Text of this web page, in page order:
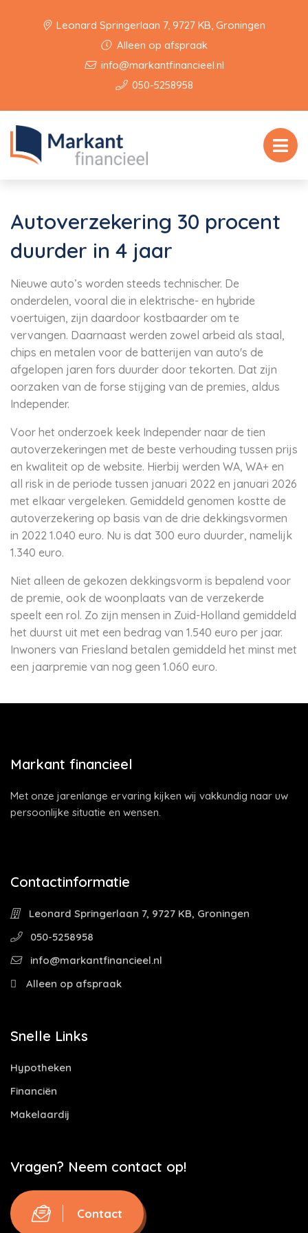
Leonard Springerlaan 7, 9727 KB, Groningen
Alleen op afspraak
info@markantfinancieel.nl
050-5258958
Autoverzekering 30 procent
duurder in 4 jaar
Nieuwe auto’s worden steeds technischer. De
onderdelen, vooral die in elektrische- en hybride
voertuigen, zijn daardoor kostbaarder om te
vervangen. Daarnaast werden zowel arbeid als staal,
chips en metalen voor de batterijen van auto's de
afgelopen jaren fors duurder door tekorten. Dat zijn
oorzaken van de forse stijging van de premies, aldus
Independer.
Voor het onderzoek keek Independer naar de tien
autoverzekeringen met de beste verhouding tussen prijs
en kwaliteit op de website. Hierbij werden WA, WA+ en
all risk in de periode tussen januari 2022 en januari 2026
met elkaar vergeleken. Gemiddeld genomen kostte de
autoverzekering op basis van de drie dekkingsvormen
in 2022 1.040 euro. Nu is dat 300 euro duurder, namelijk
1.340 euro.
Niet alleen de gekozen dekkingsvorm is bepalend voor
de premie, ook de woonplaats van de verzekerde
speelt een rol. Zo zijn mensen in Zuid-Holland gemiddeld
het duurst uit met een bedrag van 1.540 euro per jaar.
Inwoners van Friesland betalen gemiddeld het minst met
een jaarpremie van nog geen 1.060 euro.
Markant financieel
Met onze jarenlange ervaring kijken wij vakkundig naar uw
persoonlijke situatie en wensen.
Contactinformatie
Leonard Springerlaan 7, 9727 KB, Groningen
050-5258958
info@markantfinancieel.nl
Alleen op afspraak
Snelle Links
Hypotheken
Financiën
Makelaardij
Vragen? Neem contact op!
Contact